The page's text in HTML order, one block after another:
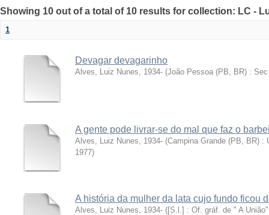
Showing 10 out of a total of 10 results for collection: LC -
1
Devagar devagarinho
Alves, Luiz Nunes, 1934- (João Pessoa (PB, BR) :
A gente pode livrar-se do mal que faz o
Alves, Luiz Nunes, 1934- (Campina Grande (PB, BR) :
1977)
A história da mulher da lata cujo fundo ficou
Alves, Luiz Nunes, 1934- ([S.l.] : Of. gráf. de " A